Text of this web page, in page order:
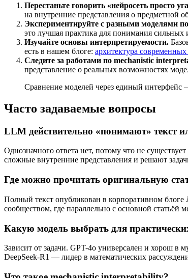
Перестаньте говорить «нейросеть просто
на внутренние представления о предметной
Экспериментируйте с разными моделями
это лучшая практика для понимания
Изучайте основы интерпретируемости.
есть в нашем блоге: архитектура
Следите за работами по mechanistic
представление о реальных возможностях
Сравнение моделей через единый интерфейс
Часто задаваемые вопросы
LLM действительно «понимают» текст
Однозначного ответа нет, потому что не
сложные внутренние представления и решают
Где можно прочитать оригинальную
Полный текст опубликован в корпоративном
сообществом, где параллельно с основной
Какую модель выбрать для
Зависит от задачи. GPT-4o универсален и хорош в
DeepSeek-R1 — лидер в математических